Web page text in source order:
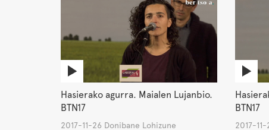
Hasierako agurra. Maialen Lujanbio.
BTN17
2017-11-26 Donibane Lohizune
BTN17
2017-